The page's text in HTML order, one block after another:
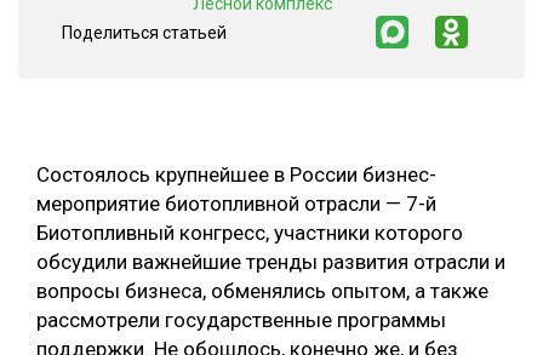
СУШКА ДРЕВЕСИНЫ
Состоялось крупнейшее в России бизнес-
мероприятие биотопливной отрасли — 7-й
Биотопливный конгресс, участники которого
обсудили важнейшие тренды развития отрасли и
вопросы бизнеса, обменялись опытом, а также
рассмотрели государственные программы
поддержки. Не обошлось, конечно же, и без
Поделиться статьей